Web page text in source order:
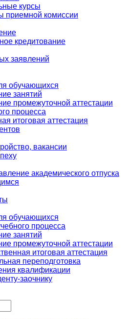
курсы
приемной комиссии
кредитование
заявлений
обучающихся
занятий
промежуточной аттестации
процесса
итоговая аттестация
вакансии
академического отпуска
обучающихся
процесса
занятий
промежуточной аттестации
итоговая аттестация
переподготовка
квалификации
заочнику